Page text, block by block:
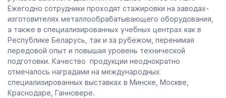
Ежегодно сотрудники проходят стажировки на заводах-
изготовителях металлообрабатывающего оборудования,
а также в специализированных учебных центрах как в
Республике Беларусь, так и за рубежом, перенимая
передовой опыт и повышая уровень технической
подготовки. Качество продукции неоднократно
отмечалось наградами на международных
специализированных выставках в Минске, Москве,
Краснодаре, Ганновере.